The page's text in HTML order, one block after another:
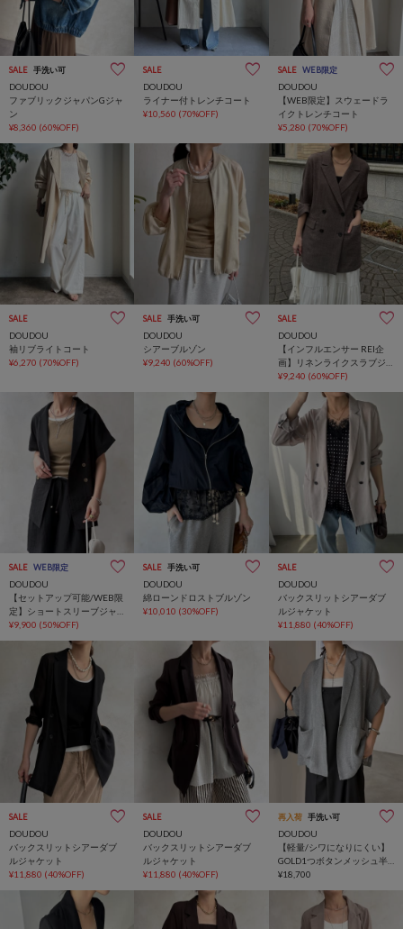
SALE 手洗い可
DOUDOU
ファブリックジャパンGジャ
ン
¥8,360 (60%OFF)
SALE
DOUDOU
ライナー付トレンチコート
¥10,560 (70%OFF)
SALE WEB限定
DOUDOU
【WEB限定】スウェードラ
イクトレンチコート
¥5,280 (70%OFF)
SALE
DOUDOU
袖リブライトコート
¥6,270 (70%OFF)
SALE 手洗い可
DOUDOU
シアーブルゾン
¥9,240 (60%OFF)
SALE インフルエンサー企画
DOUDOU
【インフルエンサー REI企
画】リネンライクスラブジ
ャケット
¥9,240 (60%OFF)
SALE WEB限定
DOUDOU
【セットアップ可能/WEB限
定】ショートスリーブジャ
ケット
¥9,900 (50%OFF)
SALE 手洗い可
DOUDOU
綿ローンドロストブルゾン
¥10,010 (30%OFF)
SALE
DOUDOU
バックスリットシアーダブ
ルジャケット
¥11,880 (40%OFF)
SALE
DOUDOU
バックスリットシアーダブ
ルジャケット
¥11,880 (40%OFF)
SALE
DOUDOU
バックスリットシアーダブ
ルジャケット
¥11,880 (40%OFF)
再入荷 手洗い可
DOUDOU
【軽量/シワになりにくい】
GOLD1つボタンメッシュ半
袖ジャケット
¥18,700